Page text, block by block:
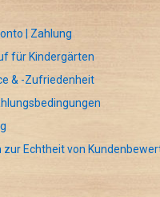
| Zahlung
für Kindergärten
& -Zufriedenheit
zur Echtheit von